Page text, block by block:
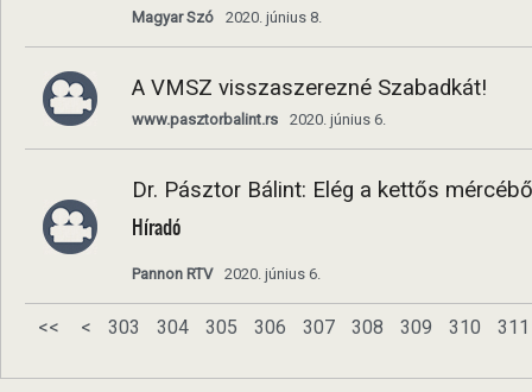
Magyar Szó 2020. június 8.
A VMSZ visszaszerezné Szabadkát!
www.pasztorbalint.rs 2020. június 6.
Dr. Pásztor Bálint: Elég a kettős
Híradó
Pannon RTV 2020. június 6.
<< < 303 304 305 306 307 308 309 310 311